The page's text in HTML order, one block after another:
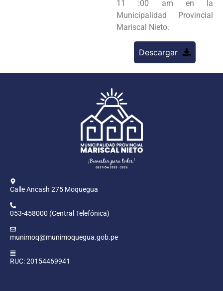
11 :00 am en la
Municipalidad Provincial
Mariscal Nieto.
Descargar
Calle Ancash 275 Moquegua
053-458000 (Central Telefónica)
munimoq@munimoquegua.gob.pe
RUC: 20154469941